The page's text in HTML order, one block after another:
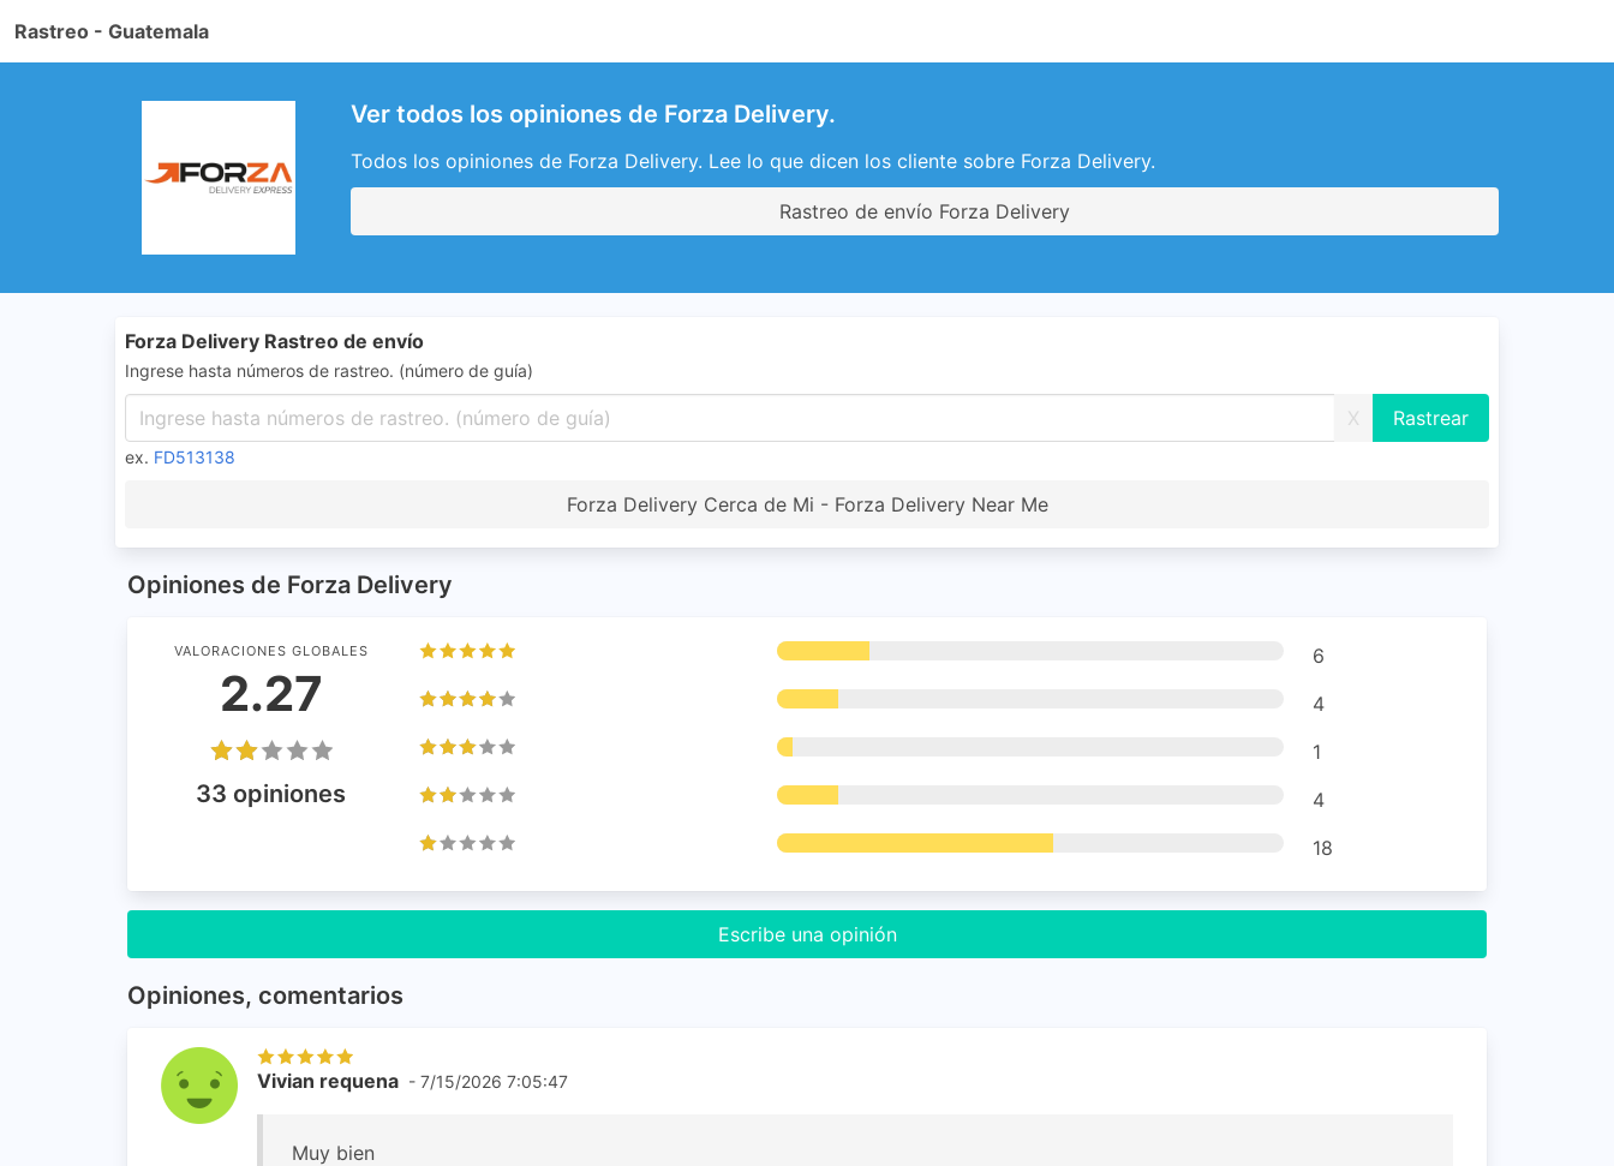
Rastreo - Guatemala
Ver todos los opiniones de Forza Delivery.
Todos los opiniones de Forza Delivery. Lee lo que dicen los cliente sobre Forza Delivery.
Rastreo de envío Forza Delivery
Forza Delivery Rastreo de envío
Ingrese hasta números de rastreo. (número de guía)
X
ex. FD513138
Forza Delivery Cerca de Mi - Forza Delivery Near Me
Opiniones de Forza Delivery
VALORACIONES GLOBALES
2.27
33 opiniones
6
4
1
4
18
Escribe una opinión
Opiniones, comentarios
Vivian requena - 7/15/2026 7:05:47
Muy bien